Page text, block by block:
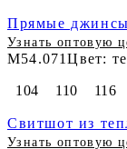
Прямые джинсы
Узнать оптовую
M54.071Цвет:
104 110 116
Свитшот из
Узнать оптовую